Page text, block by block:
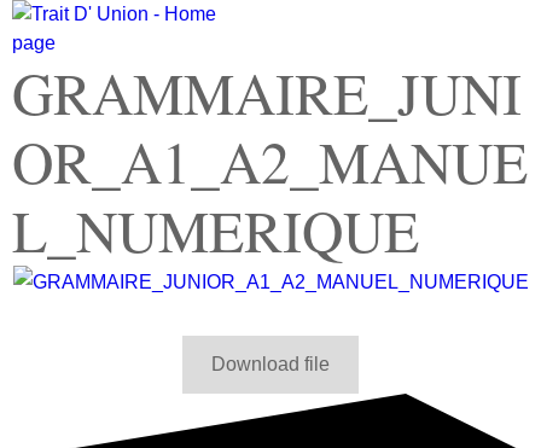
GRAMMAIRE_JUNI
OR_A1_A2_MANUE
L_NUMERIQUE
Download file